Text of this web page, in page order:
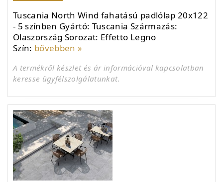
Tuscania North Wind fahatású padlólap 20x122
- 5 színben Gyártó: Tuscania Származás:
Olaszország Sorozat: Effetto Legno
Szín: bővebben »
A termékről készlet és ár információval kapcsolatban
keresse ügyfélszolgálatunkat.